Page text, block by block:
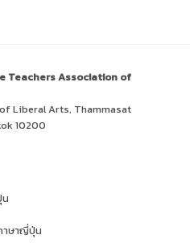
Teachers Association of
Liberal Arts, Thammasat
10200
าษาญี่ปุ่น